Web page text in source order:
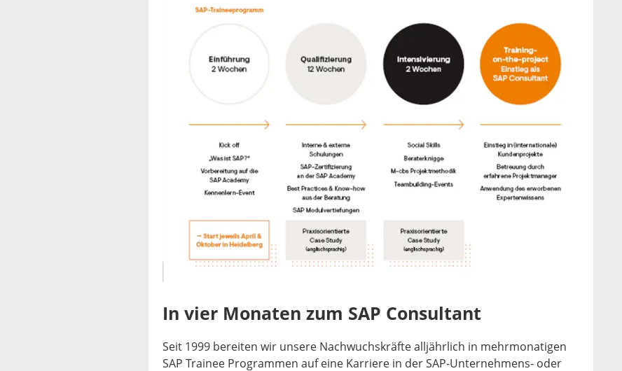
In vier Monaten zum SAP Consultant
Seit 1999 bereiten wir unsere Nachwuchskräfte alljährlich in mehrmonatigen
SAP Trainee Programmen auf eine Karriere in der SAP-Unternehmens- oder